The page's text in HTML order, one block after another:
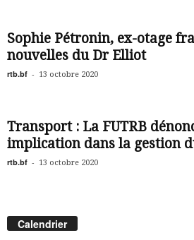
Sophie Pétronin, ex-otage
nouvelles du Dr Elliot
rtb.bf - 13 octobre 2020
Transport : La FUTRB
implication dans la gestion
rtb.bf - 13 octobre 2020
Calendrier